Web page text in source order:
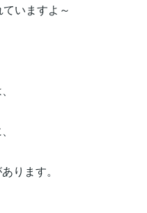
いますよ～
ります。